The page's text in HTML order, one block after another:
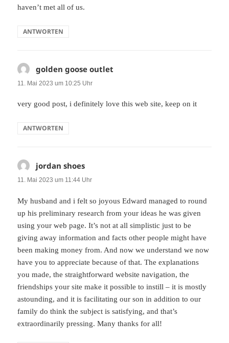
haven’t met all of us.
ANTWORTEN
golden goose outlet
11. Mai 2023 um 10:25 Uhr
very good post, i definitely love this web site, keep on it
ANTWORTEN
jordan shoes
11. Mai 2023 um 11:44 Uhr
My husband and i felt so joyous Edward managed to round
up his preliminary research from your ideas he was given
using your web page. It’s not at all simplistic just to be
giving away information and facts other people might have
been making money from. And now we understand we now
have you to appreciate because of that. The explanations
you made, the straightforward website navigation, the
friendships your site make it possible to instill – it is mostly
astounding, and it is facilitating our son in addition to our
family do think the subject is satisfying, and that’s
extraordinarily pressing. Many thanks for all!